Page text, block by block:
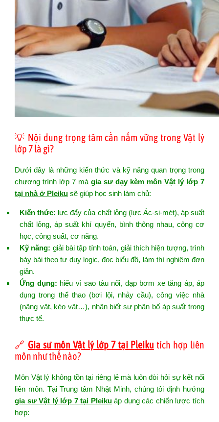
💡 Nội dung trọng tâm cần nắm vững trong Vật lý
lớp 7 là gì?
Dưới đây là những kiến thức và kỹ năng quan trọng trong
chương trình lớp 7 mà gia sư dạy kèm môn Vật lý lớp 7
tại nhà ở Pleiku sẽ giúp học sinh làm chủ:
Kiến thức: lực đẩy của chất lỏng (lực Ác-si-mét), áp suất
chất lỏng, áp suất khí quyển, bình thông nhau, công cơ
học, công suất, cơ năng.
Kỹ năng: giải bài tập tính toán, giải thích hiện tượng, trình
bày bài theo tư duy logic, đọc biểu đồ, làm thí nghiệm đơn
giản.
Ứng dụng: hiểu vì sao tàu nổi, đạp bơm xe tăng áp, áp
dụng trong thể thao (bơi lội, nhảy cầu), công việc nhà
(nâng vật, kéo vật…), nhận biết sự phân bố áp suất trong
thực tế.
🔗 Gia sư môn Vật lý lớp 7 tại Pleiku tích hợp liên
môn như thế nào?
Môn Vật lý không tồn tại riêng lẻ mà luôn đòi hỏi sự kết nối
liên môn. Tại Trung tâm Nhật Minh, chúng tôi định hướng
gia sư Vật lý lớp 7 tại Pleikuáp dụng các chiến lược tích
hợp: